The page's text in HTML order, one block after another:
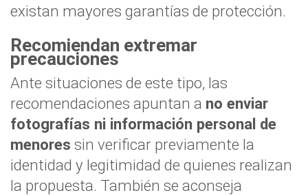
existan mayores garantías de protección.
Recomiendan extremar
precauciones
Ante situaciones de este tipo, las
recomendaciones apuntan a no enviar
fotografías ni información personal de
menores sin verificar previamente la
identidad y legitimidad de quienes realizan
la propuesta. También se aconseja